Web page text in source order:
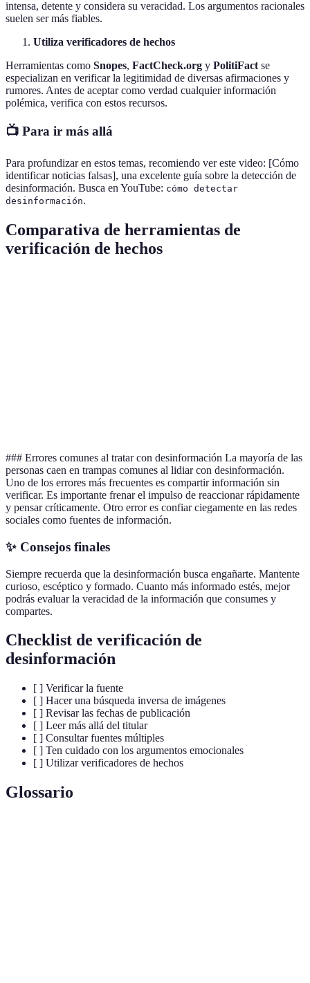
intensa, detente y considera su veracidad. Los argumentos racionales
suelen ser más fiables.
Utiliza verificadores de hechos
Herramientas como Snopes, FactCheck.org y PolitiFact se
especializan en verificar la legitimidad de diversas afirmaciones y
rumores. Antes de aceptar como verdad cualquier información
polémica, verifica con estos recursos.
📺 Para ir más allá
Para profundizar en estos temas, recomiendo ver este video: [Cómo
identificar noticias falsas], una excelente guía sobre la detección de
desinformación. Busca en YouTube: cómo detectar
desinformación.
Comparativa de herramientas de
verificación de hechos
### Errores comunes al tratar con desinformación La mayoría de las
personas caen en trampas comunes al lidiar con desinformación.
Uno de los errores más frecuentes es compartir información sin
verificar. Es importante frenar el impulso de reaccionar rápidamente
y pensar críticamente. Otro error es confiar ciegamente en las redes
sociales como fuentes de información.
✨ Consejos finales
Siempre recuerda que la desinformación busca engañarte. Mantente
curioso, escéptico y formado. Cuanto más informado estés, mejor
podrás evaluar la veracidad de la información que consumes y
compartes.
Checklist de verificación de
desinformación
[ ] Verificar la fuente
[ ] Hacer una búsqueda inversa de imágenes
[ ] Revisar las fechas de publicación
[ ] Leer más allá del titular
[ ] Consultar fuentes múltiples
[ ] Ten cuidado con los argumentos emocionales
[ ] Utilizar verificadores de hechos
Glossario